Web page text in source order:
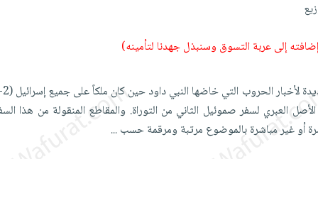
إضافته إلى عربة التسوق وسنبذل جهدنا لتأمينه)
العبري لسفر صموئيل الثاني من التوراة. والمقاطع المنقولة من هذا
أو غير مباشرة بالموضوع مرتبة ومرقمة حسب...